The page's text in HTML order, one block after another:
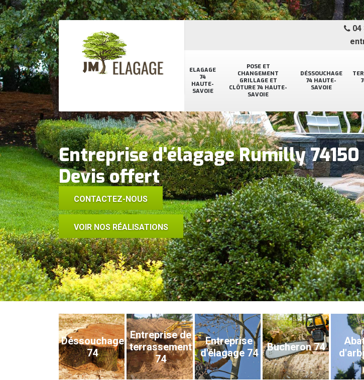
ELAGAGE
74
HAUTE-
SAVOIE
POSE ET
CHANGEMENT
GRILLAGE ET
CLÔTURE 74 HAUTE-
SAVOIE
DÉSSOUCHAGE
74 HAUTE-
SAVOIE
04
Entreprise d'élagage Rumilly 74150
Devis offert
CONTACTEZ-NOUS
VOIR NOS RÉALISATIONS
Déssouchage
74
Entreprise de
terrassement
74
Entreprise
d'élagage 74
Bucheron 74